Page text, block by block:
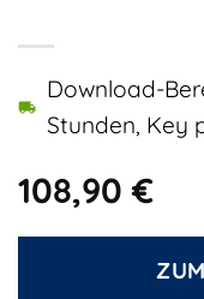
108,90€
Download-
Stunden, Key